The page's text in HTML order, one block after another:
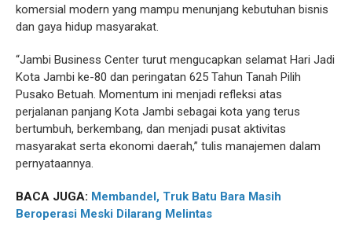
komersial modern yang mampu menunjang kebutuhan bisnis
dan gaya hidup masyarakat.
“Jambi Business Center turut mengucapkan selamat Hari Jadi
Kota Jambi ke-80 dan peringatan 625 Tahun Tanah Pilih
Pusako Betuah. Momentum ini menjadi refleksi atas
perjalanan panjang Kota Jambi sebagai kota yang terus
bertumbuh, berkembang, dan menjadi pusat aktivitas
masyarakat serta ekonomi daerah,” tulis manajemen dalam
pernyataannya.
BACA JUGA: Membandel, Truk Batu Bara Masih
Beroperasi Meski Dilarang Melintas